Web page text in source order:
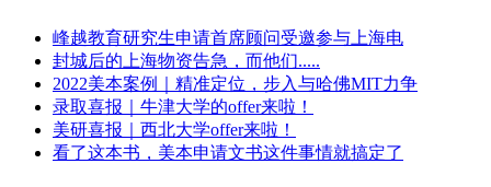
峰越教育研究生申请首席顾问受邀参与上海电
封城后的上海物资告急，而他们.....
2022美本案例｜精准定位，步入与哈佛MIT力争
录取喜报｜牛津大学的offer来啦！
美研喜报｜西北大学offer来啦！
看了这本书，美本申请文书这件事情就搞定了